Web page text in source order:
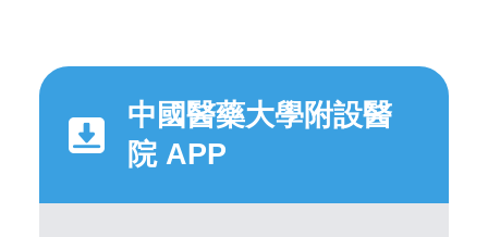
中國醫藥大學附設醫
院 APP